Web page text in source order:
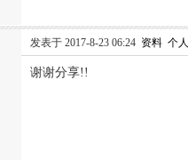
发表于 2017-8-23 06:24 资料 个
谢谢分享!!